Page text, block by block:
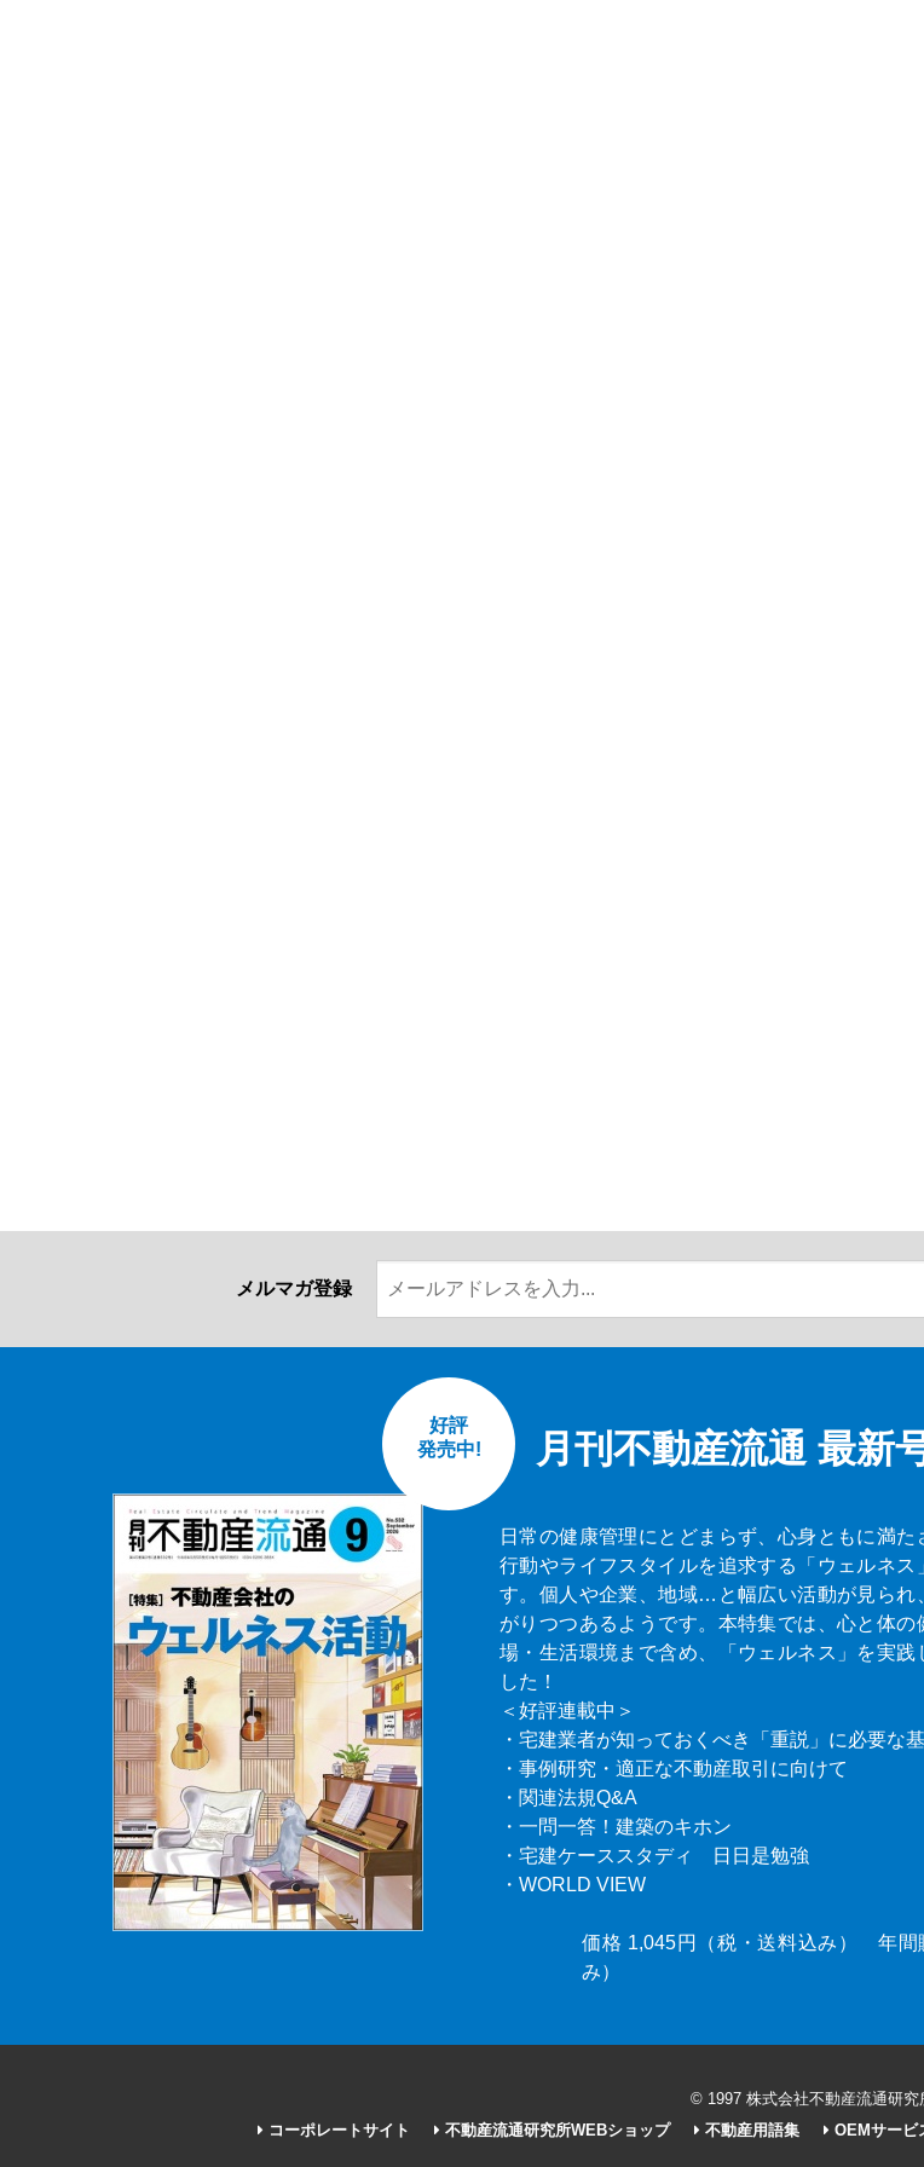
メルマガ登録
月刊不動産流通 最新
好評
発売中!
日常の健康管理にとどまらず、心身ともに満
行動やライフスタイルを追求する「ウェルネス
す。個人や企業、地域…と幅広い活動が見られ
がりつつあるようです。本特集では、心と体
場・生活環境まで含め、「ウェルネス」を実践
した！
＜好評連載中＞
・宅建業者が知っておくべき「重説」に必要な
・事例研究・適正な不動産取引に向けて
・関連法規Q&A
・一問一答！建築のキホン
・宅建ケーススタディ 日日是勉強
・WORLD VIEW
価格 1,045円（税・送料込み） 年間
み）
© 1997 株式会社不動産流通研究
コーポレートサイト
不動産流通研究所WEBショップ 不動産用語集 OEMサービ